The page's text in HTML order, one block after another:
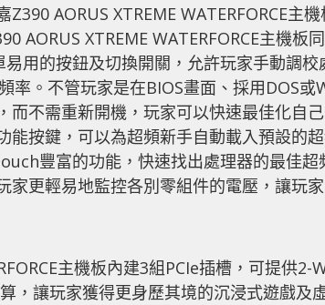
AORUS XTREME WATERFORCE主
AORUS XTREME WATERFORCE主機板
用的按鈕及切換開關，允許玩家手動調
率。不管玩家是在BIOS畫面、採用DOS
而不需重新開機，玩家可以快速最佳化自
能按鍵，可以為超頻新手自動載入預設的
豐富的功能，快速找出處理器的最佳
家更輕易地監控各別零組件的電壓，讓玩
主機板內建3組PCIe插槽，可提供
，讓玩家獲得更身歷其境的沉浸式遊戲及